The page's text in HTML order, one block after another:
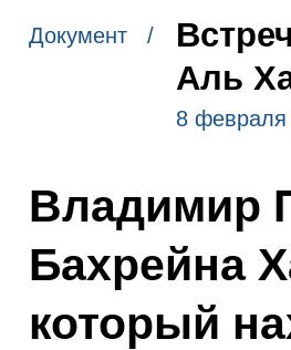
Документ /
Аль
8 февраля
Владимир
Бахрейна
который